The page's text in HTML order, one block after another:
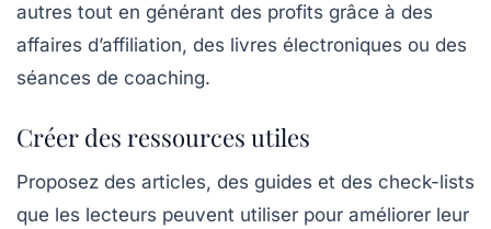
autres tout en générant des profits grâce à des
affaires d’affiliation, des livres électroniques ou des
séances de coaching.
Créer des ressources utiles
Proposez des articles, des guides et des check-lists
que les lecteurs peuvent utiliser pour améliorer leur